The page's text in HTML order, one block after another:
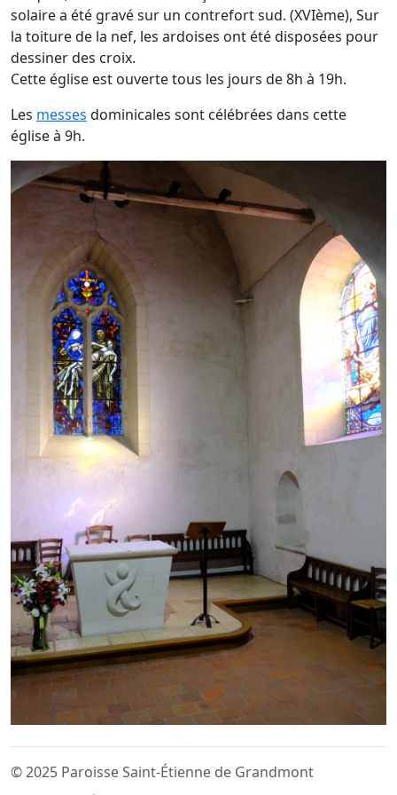
solaire a été gravé sur un contrefort sud. (XVIème), Sur
la toiture de la nef, les ardoises ont été disposées pour
dessiner des croix.
Cette église est ouverte tous les jours de 8h à 19h.
Les messes dominicales sont célébrées dans cette
église à 9h.
© 2025 Paroisse Saint-Étienne de Grandmont